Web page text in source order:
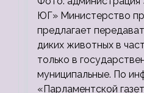
ЮГ» Министерство
предлагает
диких животных в
только в
муниципальные. По
«Парламентской